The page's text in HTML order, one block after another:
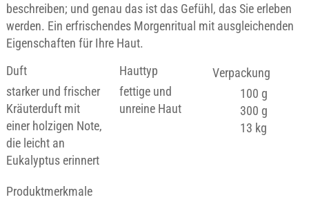
beschreiben; und genau das ist das Gefühl, das Sie erleben
werden. Ein erfrischendes Morgenritual mit ausgleichenden
Eigenschaften für Ihre Haut.
Duft
starker und frischer
Kräuterduft mit
einer holzigen Note,
die leicht an
Eukalyptus erinnert
Hauttyp
fettige und
unreine Haut
Produktmerkmale
Verpackung
100 g
300 g
13 kg